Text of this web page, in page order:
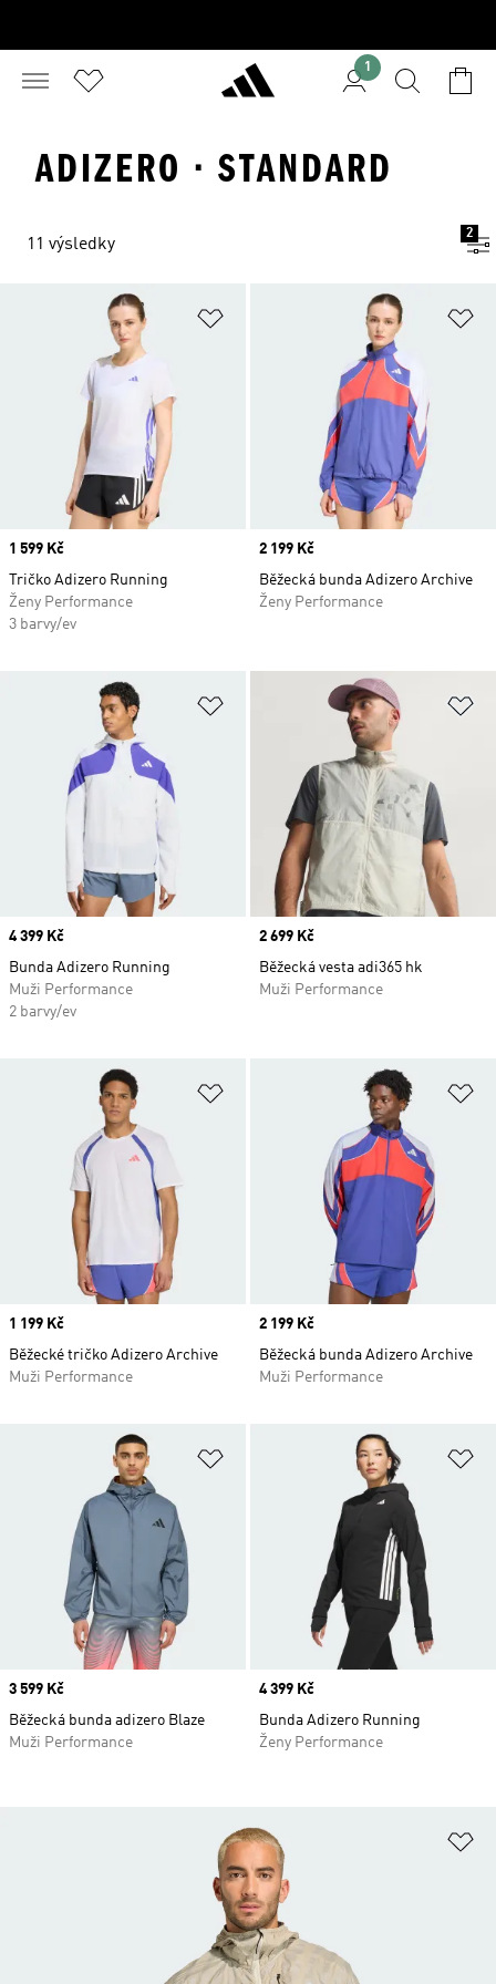
1
ADIZERO · STANDARD
11 výsledky
2
Přidat do seznamu přání
Price
1 599 Kč
Tričko Adizero Running
Ženy Performance
3 barvy/ev
Price
2 199 Kč
Běžecká bunda Adizero Archive
Ženy Performance
Přidat do seznamu přání
Price
4 399 Kč
Bunda Adizero Running
Muži Performance
2 barvy/ev
Price
2 699 Kč
Běžecká vesta adi365 hk
Muži Performance
Přidat do seznamu přání
Price
1 199 Kč
Běžecké tričko Adizero Archive
Muži Performance
Price
2 199 Kč
Běžecká bunda Adizero Archive
Muži Performance
Přidat do seznamu přání
Price
3 599 Kč
Běžecká bunda adizero Blaze
Muži Performance
Price
4 399 Kč
Bunda Adizero Running
Ženy Performance